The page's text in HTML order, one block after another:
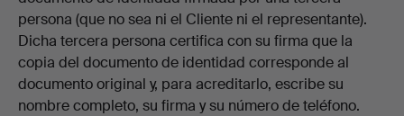
persona (que no sea ni el Cliente ni el representante).
Dicha tercera persona certifica con su firma que la
copia del documento de identidad corresponde al
documento original y, para acreditarlo, escribe su
nombre completo, su firma y su número de teléfono.